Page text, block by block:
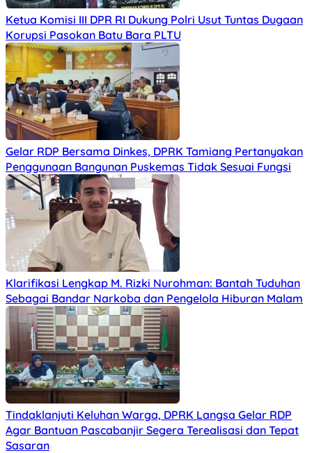
Ketua Komisi III DPR RI Dukung Polri Usut Tuntas Dugaan
Korupsi Pasokan Batu Bara PLTU
Gelar RDP Bersama Dinkes, DPRK Tamiang Pertanyakan
Penggunaan Bangunan Puskemas Tidak Sesuai Fungsi
Klarifikasi Lengkap M. Rizki Nurohman: Bantah Tuduhan
Sebagai Bandar Narkoba dan Pengelola Hiburan Malam
Tindaklanjuti Keluhan Warga, DPRK Langsa Gelar RDP
Agar Bantuan Pascabanjir Segera Terealisasi dan Tepat
Sasaran